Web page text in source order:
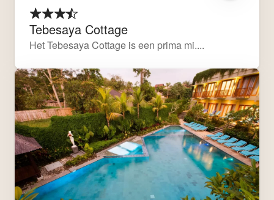
Tebesaya Cottage
Het Tebesaya Cottage is een prima mi....